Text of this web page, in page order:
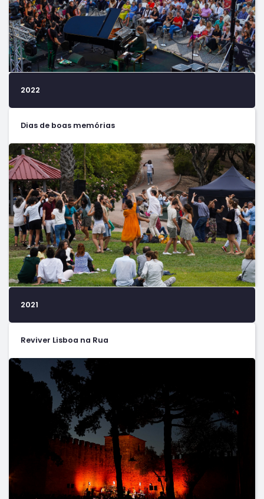
2022
Dias de boas memórias
2021
Reviver Lisboa na Rua